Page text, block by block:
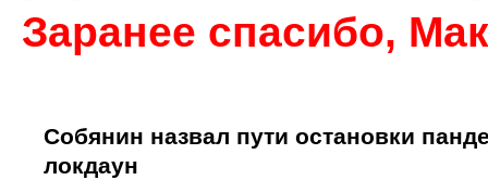
Заранее спасибо,
Собянин назвал пути остановки
локдаун